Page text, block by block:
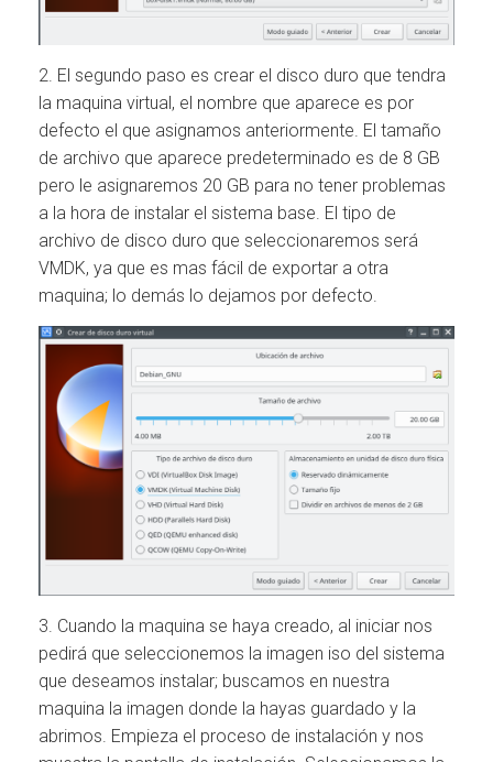
2. El segundo paso es crear el disco duro que tendra
la maquina virtual, el nombre que aparece es por
defecto el que asignamos anteriormente. El tamaño
de archivo que aparece predeterminado es de 8 GB
pero le asignaremos 20 GB para no tener problemas
a la hora de instalar el sistema base. El tipo de
archivo de disco duro que seleccionaremos será
VMDK, ya que es mas fácil de exportar a otra
maquina; lo demás lo dejamos por defecto.
3. Cuando la maquina se haya creado, al iniciar nos
pedirá que seleccionemos la imagen iso del sistema
que deseamos instalar; buscamos en nuestra
maquina la imagen donde la hayas guardado y la
abrimos. Empieza el proceso de instalación y nos